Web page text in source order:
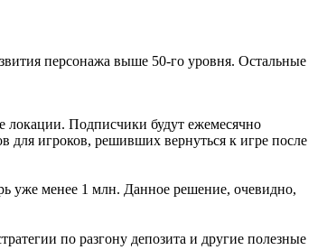
персонажа выше 50-го уровня. Остальные
локации. Подписчики будут ежемесячно
для игроков, решивших вернуться к игре после
уже менее 1 млн. Данное решение, очевидно,
по разгону депозита и другие полезные